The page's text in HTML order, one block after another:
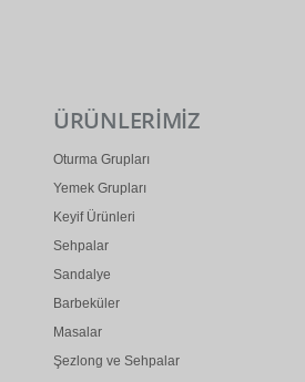
ÜRÜNLERİMİZ
Oturma Grupları
Yemek Grupları
Keyif Ürünleri
Sehpalar
Sandalye
Barbeküler
Masalar
Şezlong ve Sehpalar